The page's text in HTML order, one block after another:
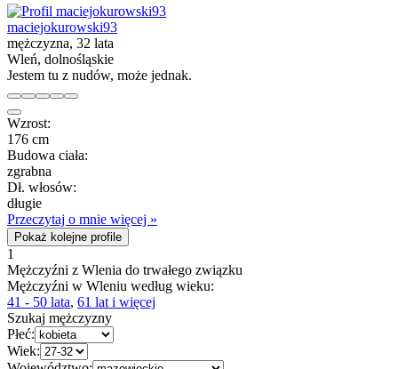
maciejokurowski93
mężczyzna, 32 lata
Wleń, dolnośląskie
Jestem tu z nudów, może jednak.
Wzrost:
176 cm
Budowa ciała:
zgrabna
Dł. włosów:
długie
Przeczytaj o mnie więcej »
Pokaż kolejne profile
1
Mężczyźni z Wlenia do trwałego związku
Mężczyźni w Wleniu według wieku:
41 - 50 lata, 61 lat i więcej
Szukaj mężczyzny
Płeć:
Wiek: